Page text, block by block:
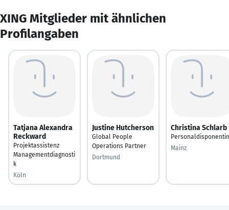
XING Mitglieder mit ähnlichen
Profilangaben
Tatjana Alexandra
Reckward
Projektassistenz
Managementdiagnosti
k
Köln
Justine Hutcherson
Global People
Operations Partner
Dortmund
Christina Schlarb
Personaldisponentin
Mainz